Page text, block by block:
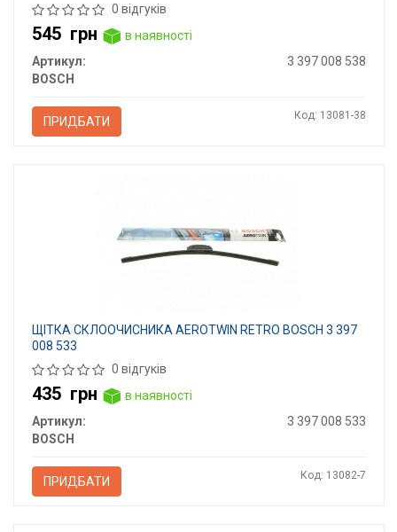
0 відгуків
545 грн
в наявності
Артикул:
3 397 008 538
BOSCH
ПРИДБАТИ Код: 13081-38
ЩІТКА СКЛООЧИСНИКА AEROTWIN RETRO BOSCH 3 397
008 533
0 відгуків
435 грн
в наявності
Артикул:
3 397 008 533
BOSCH
ПРИДБАТИ Код: 13082-7